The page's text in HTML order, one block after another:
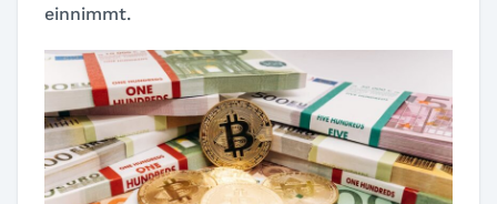
einnimmt.